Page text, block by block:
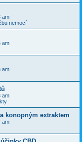
am
nemocí
am
am
am
konopným extraktem
am